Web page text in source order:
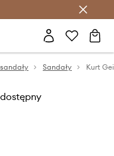
>
Sandały